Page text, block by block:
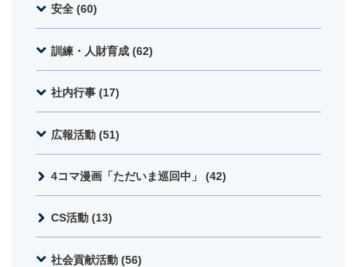
安全 (60)
訓練・人財育成 (62)
社内行事 (17)
広報活動 (51)
4コマ漫画「ただいま巡回中」 (42)
CS活動 (13)
社会貢献活動 (56)